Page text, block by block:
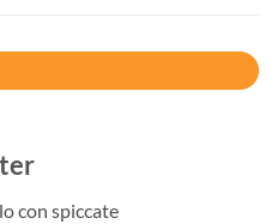
con spiccate